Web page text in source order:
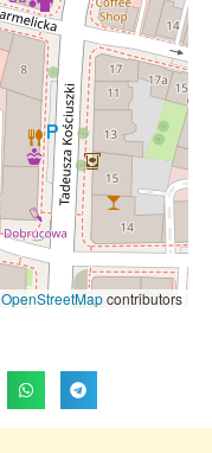
OpenStreetMapcontributors